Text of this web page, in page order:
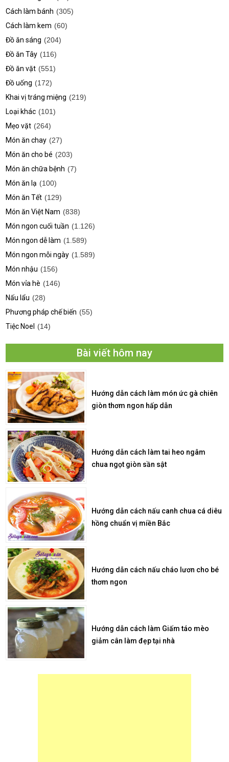
Cách làm bánh (305)
Cách làm kem (60)
Đồ ăn sáng (204)
Đồ ăn Tây (116)
Đồ ăn vặt (551)
Đồ uống (172)
Khai vị tráng miệng (219)
Loại khác (101)
Mẹo vặt (264)
Món ăn chay (27)
Món ăn cho bé (203)
Món ăn chữa bệnh (7)
Món ăn lạ (100)
Món ăn Tết (129)
Món ăn Việt Nam (838)
Món ngon cuối tuần (1.126)
Món ngon dễ làm (1.589)
Món ngon mỗi ngày (1.589)
Món nhậu (156)
Món vỉa hè (146)
Nấu lẩu (28)
Phương pháp chế biến (55)
Tiệc Noel
(14)
Bài viết hôm nay
Hướng dẫn cách làm món ức gà chiên
giòn thơm ngon hấp dẫn
Hướng dẫn cách làm tai heo ngâm
chua ngọt giòn sần sật
Hướng dẫn cách nấu canh chua cá diêu
hồng chuẩn vị miền Bắc
Hướng dẫn cách nấu cháo lươn cho bé
thơm ngon
Hướng dẫn cách làm Giấm táo mèo
giảm cân làm đẹp tại nhà